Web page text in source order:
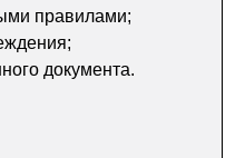
правилами;
документа.